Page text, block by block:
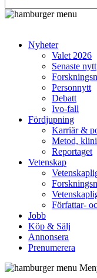
Nyheter
Valet 2026
Senaste nytt
Personnytt
Debatt
Ivo-fall
Fördjupning
Karriär &
Metod,
Reportaget
Vetenskap
Författar-
Jobb
Köp & Sälj
Annonsera
Prenumerera